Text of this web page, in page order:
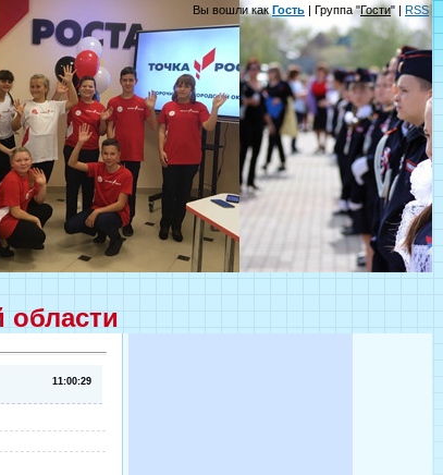
Вы вошли какГость | Группа "Гости" | RSS
области
11:00:29